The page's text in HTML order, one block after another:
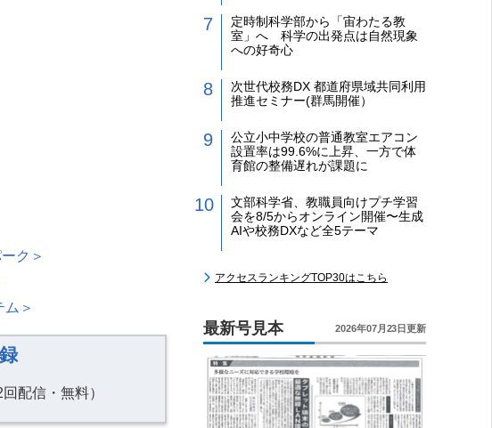
ク＞
＞
配信・無料）
定時制科学部から「宙わたる教
室」へ 科学の出発点は自然現象
への好奇心
次世代校務DX 都道府県域共同利用
推進セミナー(群馬開催）
公立小中学校の普通教室エアコン
設置率は99.6%に上昇、一方で体
育館の整備遅れが課題に
文部科学省、教職員向けプチ学習
会を8/5からオンライン開催〜生成
AIや校務DXなど全5テーマ
アクセスランキングTOP30はこちら
最新号見本 2026年07月23日更新